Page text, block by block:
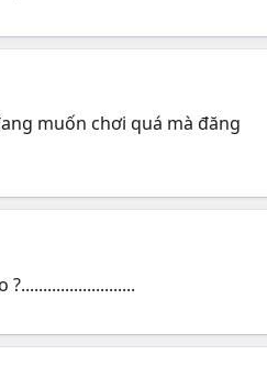
muốn chơi quá mà đăng